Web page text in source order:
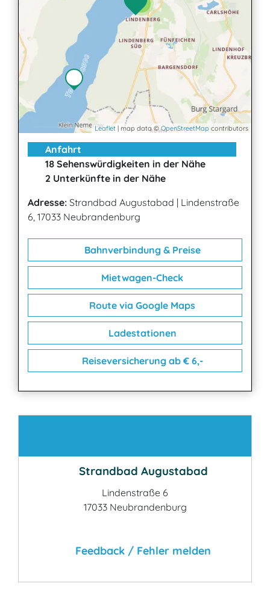
Leaflet | map data ©OpenStreetMap contributors
Anfahrt
18 Sehenswürdigkeiten in der Nähe
2 Unterkünfte in der Nähe
Adresse: Strandbad Augustabad | Lindenstraße
6, 17033 Neubrandenburg
Bahnverbindung & Preise
Mietwagen-Check
Route via Google Maps
Ladestationen
Reiseversicherung ab € 6,-
Strandbad Augustabad
Lindenstraße 6
17033 Neubrandenburg
Feedback / Fehler melden